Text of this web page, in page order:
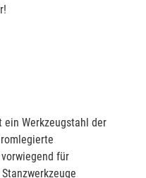
ein Werkzeugstahl der
für